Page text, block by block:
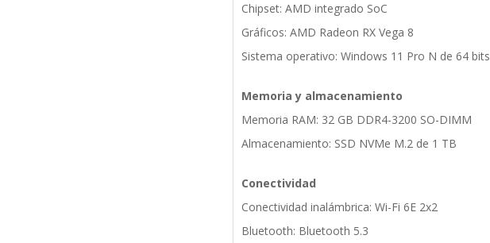
Chipset: AMD integrado SoC
Gráficos: AMD Radeon RX Vega 8
Sistema operativo: Windows 11 Pro N de 64 bits
Memoria y almacenamiento
Memoria RAM: 32 GB DDR4-3200 SO-DIMM
Almacenamiento: SSD NVMe M.2 de 1 TB
Conectividad
Conectividad inalámbrica: Wi-Fi 6E 2x2
Bluetooth: Bluetooth 5.3